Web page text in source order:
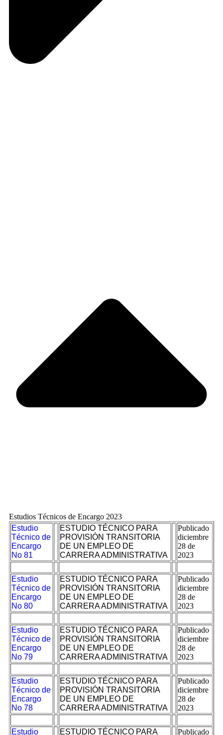
Estudios Técnicos de Encargo 2023
Estudio
Técnico de
Encargo
No 81
ESTUDIO TÉCNICO PARA
PROVISIÓN TRANSITORIA
DE UN EMPLEO DE
CARRERA ADMINISTRATIVA
Publicado
diciembre
28 de
2023
Estudio
Técnico de
Encargo
No 80
ESTUDIO TÉCNICO PARA
PROVISIÓN TRANSITORIA
DE UN EMPLEO DE
CARRERA ADMINISTRATIVA
Publicado
diciembre
28 de
2023
Estudio
Técnico de
Encargo
No 79
ESTUDIO TÉCNICO PARA
PROVISIÓN TRANSITORIA
DE UN EMPLEO DE
CARRERA ADMINISTRATIVA
Publicado
diciembre
28 de
2023
Estudio
Técnico de
Encargo
No 78
ESTUDIO TÉCNICO PARA
PROVISIÓN TRANSITORIA
DE UN EMPLEO DE
CARRERA ADMINISTRATIVA
Publicado
diciembre
28 de
2023
Estudio ESTUDIO TÉCNICO PARA Publicado